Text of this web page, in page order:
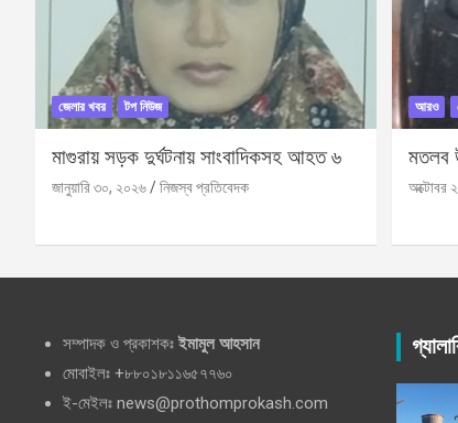
জেলার খবর টপ নিউজ
মাগুরায় সড়ক দুর্ঘটনায় সাংবাদিকসহ আহত ৬
জানুয়ারি ৩০, ২০২৬ নিজস্ব প্রতিবেদক
আরও
মতলব
অক্টোবর
সম্পাদক ও প্রকাশকঃ ইমামুল আহসান
মোবাইলঃ +৮৮০১৮১১৬৫৭৭৬০
ই-মেইলঃ news@prothomprokash.com